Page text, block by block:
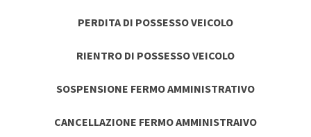
PERDITA DI POSSESSO VEICOLO
RIENTRO DI POSSESSO VEICOLO
SOSPENSIONE FERMO AMMINISTRATIVO
CANCELLAZIONE FERMO AMMINISTRAIVO